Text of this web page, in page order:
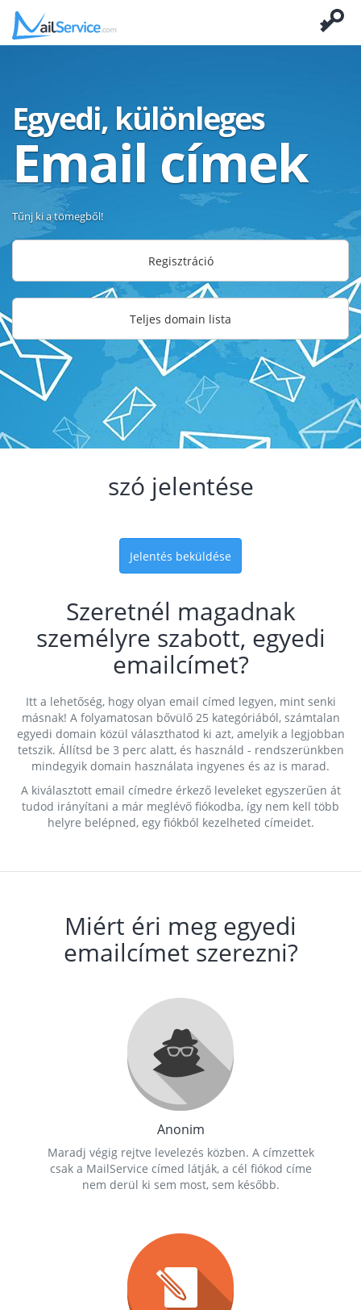
Egyedi, különleges
Email címek
Tűnj ki a tömegből!
Regisztráció
Teljes domain lista
szó jelentése
Jelentés beküldése
Szeretnél magadnak
személyre szabott, egyedi
emailcímet?
Itt a lehetőség, hogy olyan email címed legyen, mint senki
másnak! A folyamatosan bővülő 25 kategóriából, számtalan
egyedi domain közül választhatod ki azt, amelyik a legjobban
tetszik. Állítsd be 3 perc alatt, és használd - rendszerünkben
mindegyik domain használata ingyenes és az is marad.
A kiválasztott email címedre érkező leveleket egyszerűen át
tudod irányítani a már meglévő fiókodba, így nem kell több
helyre belépned, egy fiókból kezelheted címeidet.
Miért éri meg egyedi
emailcímet szerezni?
Anonim
Maradj végig rejtve levelezés közben. A címzettek
csak a MailService címed látják, a cél fiókod címe
nem derül ki sem most, sem később.